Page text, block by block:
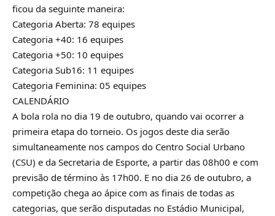
ficou da seguinte maneira:
Categoria Aberta: 78 equipes
Categoria +40: 16 equipes
Categoria +50: 10 equipes
Categoria Sub16: 11 equipes
Categoria Feminina: 05 equipes
CALENDÁRIO
A bola rola no dia 19 de outubro, quando vai ocorrer a
primeira etapa do torneio. Os jogos deste dia serão
simultaneamente nos campos do Centro Social Urbano
(CSU) e da Secretaria de Esporte, a partir das 08h00 e com
previsão de término às 17h00. E no dia 26 de outubro, a
competição chega ao ápice com as finais de todas as
categorias, que serão disputadas no Estádio Municipal,